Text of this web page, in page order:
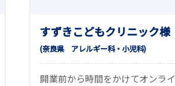
すずきこどもクリニック様
(奈良県 アレルギー科 小児科)
開業前から時間をかけてオンライ